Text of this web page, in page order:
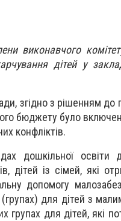
виконавчого
дітей у
згідно з рішенням до
бюджету було
конфліктів.
дошкільної освіти
дітей із сімей, які
допомогу
(групах) для дітей з
для дітей, які